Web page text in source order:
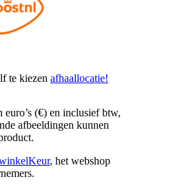
te kiezen afhaallocatie!
(€) en inclusief btw,
afbeeldingen kunnen
, het webshop